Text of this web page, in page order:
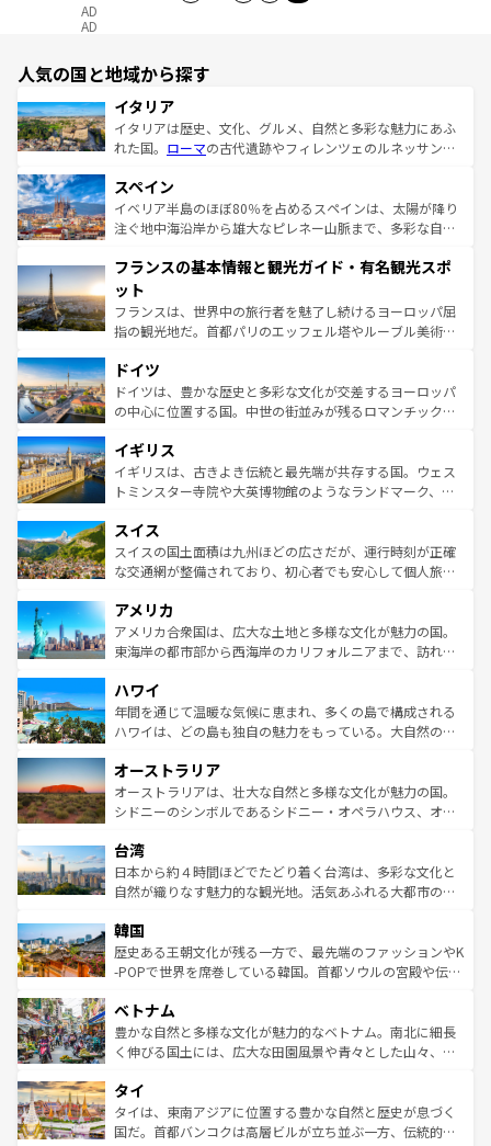
AD
AD
人気の国と地域から探す
イタリア
イタリアは歴史、文化、グルメ、自然と多彩な魅力にあふ
れた国。 ローマの古代遺跡やフィレンツェのルネッサンス
ろん、トスカーナの美しい田園風景やアマルフィ海岸の絶
景など、自然景観も見逃せない。観光の合間には、本場の
ピザやパスタなど、絶品のイタリア料理を堪能することも
ませてくれるイタリアで、忘れられない旅をしてみよう！
なお、新着のイタリア情報は
しい。
スペイン
イベリア半島のほぼ80％を占めるスペインは、太陽が降り
注ぐ地中海沿岸から雄大なピレネー山脈まで、多彩な自然
文化が根付くこの国では、情熱的なフラメンコ、熱気あふ
れる闘牛、そして美味しいタパスが生活の一部となってい
る。首都マドリードの洗練された雰囲気や、バルセロナの
アートに溢れた街角から、地方では古代ローマ遺跡や中世
せる。地方によって風土や気候が異なるスペインはその個
性で訪れる人を魅了する。 なお、新着のスペイン情報は コ
ンテンツ一覧を参照してほしい。
フランスの基本情報と観光ガイド・有名観光スポ
ット
フランスは、世界中の旅行者を魅了し続けるヨーロッパ屈
指の観光地だ。首都パリのエッフェル塔やルーブル美術館
で、幅広い魅力が詰まっている。華麗な宮殿、歴史的な大
聖堂、美しいビーチ、そして豊かな自然が、訪れる者を心
から魅了する。また、フランスは美食の国としても知ら
いる。シャンパンの発祥地であるランス、プロヴァンスの
香り高いラベンダー畑など、多彩な楽しみ方が可能だ。さ
らに、パリ以外の地域にも魅力が溢れており、どの街角に
れる地方に足を運ぶとそれぞれで全く異なる文化を体験で
きるだろう。 なお、新着のフランス情報はコンテンツ一覧
を参照してほしい。
ドイツ
ドイツは、豊かな歴史と多彩な文化が交差するヨーロッパ
の中心に位置する国。中世の街並みが残るロマンチック街
顔を持つこの国は、どこを歩いても飽きることがない。ベ
ルリンの文化的活気、バイエルン州のアルプスの絶景、そ
してライン川沿いのワイン畑といった風景は必見。ビール
は、お酒好きな人にはぜひ体験してほしい。 なお、新着の
ドイツ情報はコンテンツ一覧を参照してほしい。
イギリス
イギリスは、古きよき伝統と最先端が共存する国。ウェス
トミンスター寺院や大英博物館のようなランドマーク、歴
リアごとに異なる魅力がある。また、優雅なアフタヌーン
ティー、ビール好きにはたまらない英国パブ、サッカー観
戦など、本場だからこそできる体験も豊富。イギリスを旅
ンツ一覧を参照してほしい。
スイス
スイスの国土面積は九州ほどの広さだが、運行時刻が正確
な交通網が整備されており、初心者でも安心して個人旅行
の建物がそのまま残る町や、スイスならではのユニークな
博物館もあり、アルプス観光だけでなく町歩きも満喫する
ことができる。国民の所得が高いため物価も高いが、旅行
ば市内交通費無料で観光を楽しむこともできる。 なお、新
着のスイス情報はコンテンツ一覧 を参照してほしい。
アメリカ
アメリカ合衆国は、広大な土地と多様な文化が魅力の国。
東海岸の都市部から西海岸のカリフォルニアまで、訪れる
のような巨大都市は、観光、ショッピング、エンターテイ
ンメントが詰まった刺激的なスポットだ。一方、アメリカ
西部には大自然が広がり、グランドキャニオンやイエロー
部のニューオーリンズでは、音楽と美食が融合した独特の
文化が魅力。旅行者はアメリカの各地域で異なる魅力を楽
しみながら、その多様性と豊かな歴史を感じることができ
ならではの贅沢な旅のスタイルだ。 なお、新着のアメリカ
情報はコンテンツ一覧を参照してほしい。
ハワイ
年間を通じて温暖な気候に恵まれ、多くの島で構成される
ハワイは、どの島も独自の魅力をもっている。大自然の神
ワイ島は見逃せない。また、定番の観光地といえばオアフ
島だが、静かな自然を求めるならマウイ島やカウアイ島が
おすすめ。エメラルドグリーンに輝く海をはじめ、豊かな
れるおもてなしの心で訪れる人々を迎えてくれるハワイの
人々、おいしいローカルフードやハワイアンミュージッ
ク、伝統的なフラダンスなど、すべてがハワイの魅力を彩
ワイを、存分に味わってほしい。 なお、新着のハワイ情報
はコンテンツ一覧を参照してほしい。
オーストラリア
オーストラリアは、壮大な自然と多様な文化が魅力の国。
シドニーのシンボルであるシドニー・オペラハウス、オー
リアリーフや大陸中央部にそびえるウルル（エアーズロッ
ク）、タスマニアの美しい原生林やケアンズの熱帯雨林な
ど、見どころがたくさん。また、カフェやワイン、オージ
いる。アクティビティも充実しており、サーフィンやダイ
ビング、ハイキングなど、アウトドア好きにはたまらな
い。オーストラリアの多彩な魅力を存分に味わいつくそ
参照してほしい。
台湾
日本から約４時間ほどでたどり着く台湾は、多彩な文化と
自然が織りなす魅力的な観光地。活気あふれる大都市の台
ン）、静ひつな山岳地帯である台湾東部など、都市の喧騒
と山間の静けさが共存しており、訪れる人に新しい発見と
驚きをもたらしてくれる。また、奥深い台湾の食文化も魅
容にもいいと評判のスイーツなど、バラエティ豊かな料理
が味わえる。 なお、新着の台湾情報は コンテンツ一覧を参
照してほしい。
韓国
歴史ある王朝文化が残る一方で、最先端のファッションやK
-POPで世界を席巻している韓国。首都ソウルの宮殿や伝統
き、地方に足を延ばせば四季折々の自然美を楽しむことが
できる。そして、キムチや焼肉、絶品のストリートフード
まで、さまざまな韓国料理が待っている。夜には、韓国な
リティに包まれながら、韓国の多彩な魅力を心ゆくまで味
わってみてほしい。 なお、新着の韓国情報はコンテンツ一
覧を参照してほしい。
ベトナム
豊かな自然と多様な文化が魅力的なベトナム。南北に細長
く伸びる国土には、広大な田園風景や青々とした山々、世
急速な発展と共に伝統が息づく。ハノイの古い町並みやホ
ーチミン市のフランス統治時代の建物も、独特の雰囲気を
醸し出している。また、バラエティの豊かさとおいしさで
タイ
タイは、東南アジアに位置する豊かな自然と歴史が息づく
国だ。首都バンコクは高層ビルが立ち並ぶ一方、伝統的な